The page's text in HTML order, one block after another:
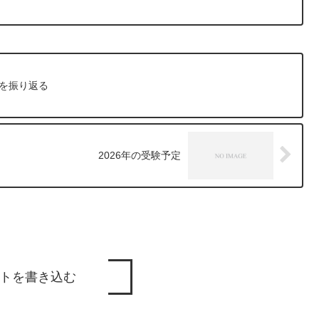
振り返る
2026年の受験予定
を書き込む